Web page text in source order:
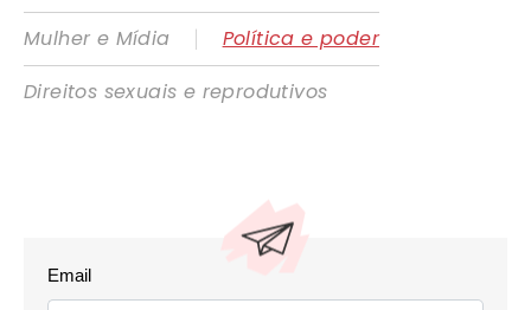
Mulher e Mídia
|
Política e poder
Direitos sexuais e reprodutivos